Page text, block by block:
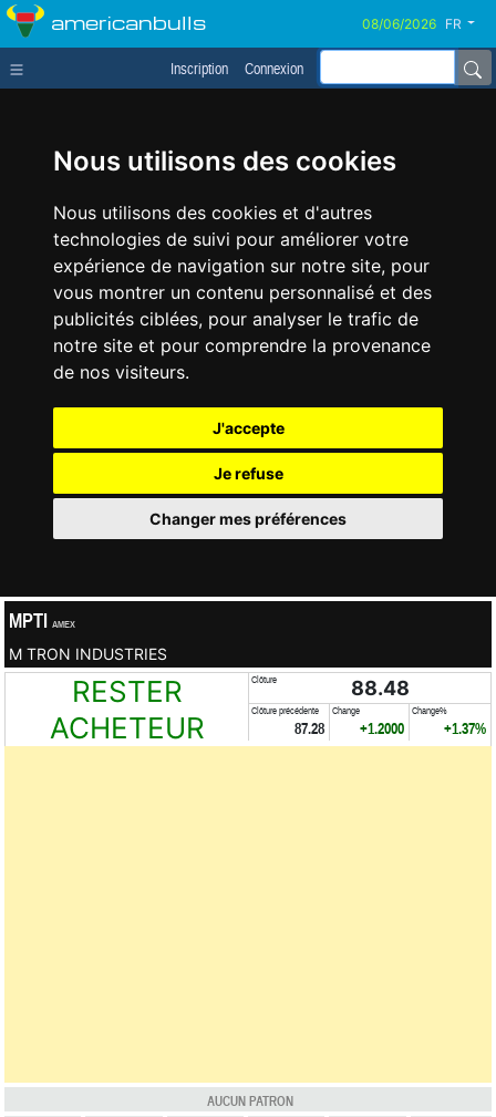
Nous utilisons des cookies
Nous utilisons des cookies et d'autres
technologies de suivi pour améliorer votre
expérience de navigation sur notre site, pour
vous montrer un contenu personnalisé et des
publicités ciblées, pour analyser le trafic de
notre site et pour comprendre la provenance
de nos visiteurs.
J'accepte
Je refuse
Changer mes préférences
americanbulls FR
Inscription Connexion
MPTI AMEX
M TRON INDUSTRIES
RESTER
ACHETEUR
Clôture 88.48
Clôture précédente
87.28
Change
+1.2000
Change%
+1.37%
AUCUN PATRON